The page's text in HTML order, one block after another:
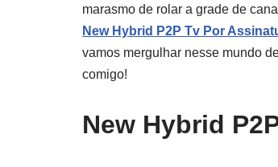
marasmo de rolar a grade de
New Hybrid P2P Tv Por
vamos mergulhar nesse mundo
comigo!
New Hybrid